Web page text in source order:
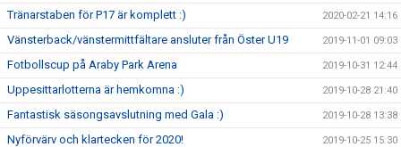
Tränarstaben för P17 är komplett :) 2020-02-21 14:16
Vänsterback/vänstermittfältare ansluter från Öster U19 2019-11-01 09:03
Fotbollscup på Araby Park Arena 2019-10-31 12:44
Uppesittarlotterna är hemkomna :) 2019-10-28 21:40
Fantastisk säsongsavslutning med Gala :) 2019-10-28 13:38
Nyförvärv och klartecken för 2020! 2019-10-25 15:30